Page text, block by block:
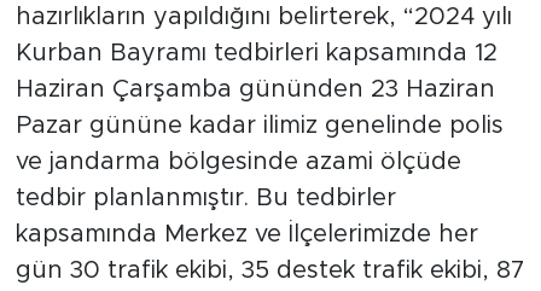
hazırlıkların yapıldığını belirterek, “2024 yılı
Kurban Bayramı tedbirleri kapsamında 12
Haziran Çarşamba gününden 23 Haziran
Pazar gününe kadar ilimiz genelinde polis
ve jandarma bölgesinde azami ölçüde
tedbir planlanmıştır. Bu tedbirler
kapsamında Merkez ve İlçelerimizde her
gün 30 trafik ekibi, 35 destek trafik ekibi, 87